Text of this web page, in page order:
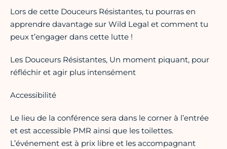
Lors de cette Douceurs Résistantes, tu pourras en
apprendre davantage sur Wild Legal et comment tu
peux t’engager dans cette lutte !
Les Douceurs Résistantes, Un moment piquant, pour
réfléchir et agir plus intensément
Accessibilité
Le lieu de la conférence sera dans le corner à l’entrée
et est accessible PMR ainsi que les toilettes.
L’événement est à prix libre et les accompagnant